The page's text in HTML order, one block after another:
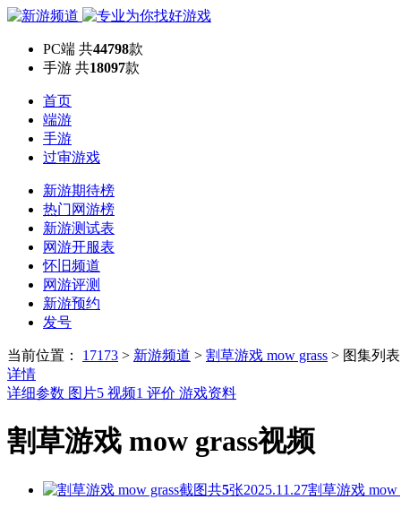
PC端 共44798款
手游 共18097款
首页
端游
手游
过审游戏
新游期待榜
热门网游榜
新游测试表
网游开服表
怀旧频道
网游评测
新游预约
发号
当前位置： 17173 > 新游频道 > 割草游戏 mow grass > 图集列表
详情
详细参数 图片5 视频1 评价 游戏资料
割草游戏 mow grass视频
共5张2025.11.27割草游戏 mow